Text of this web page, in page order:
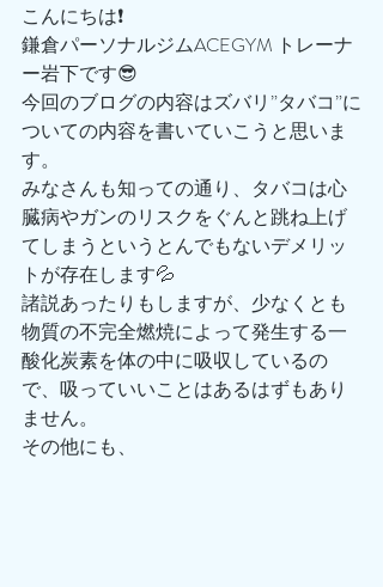
こんにちは❗️
鎌倉パーソナルジムACEGYM トレーナ
ー岩下です😎
今回のブログの内容はズバリ”タバコ”に
ついての内容を書いていこうと思いま
す。
みなさんも知っての通り、タバコは心
臓病やガンのリスクをぐんと跳ね上げ
てしまうというとんでもないデメリッ
トが存在します💦
諸説あったりもしますが、少なくとも
物質の不完全燃焼によって発生する一
酸化炭素を体の中に吸収しているの
で、吸っていいことはあるはずもあり
ません。
その他にも、